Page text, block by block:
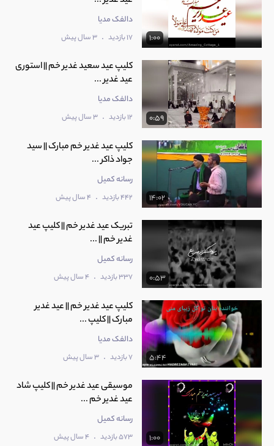
1:00
دالفک مدیا
17 بازدید . 3 سال پیش
0:59
کلیپ عید سعید غدیر خم || استوری
عید غدیر ...
دالفک مدیا
12 بازدید . 3 سال پیش
14:02
کلیپ عید غدیر خم مبارک || سید
جواد ذاکر ...
رسانه کمیل
442 بازدید . 4 سال پیش
0:53
تبریک عید غدیر خم || کلیپ عید
غدیر خم || ...
رسانه کمیل
337 بازدید . 4 سال پیش
5:44
کلیپ عید غدیر خم || عید غدیر
مبارک || کلیپ ...
دالفک مدیا
7 بازدید . 3 سال پیش
1:00
موسیقی عید غدیر خم || کلیپ شاد
عید غدیر خم ...
رسانه کمیل
573 بازدید . 4 سال پیش